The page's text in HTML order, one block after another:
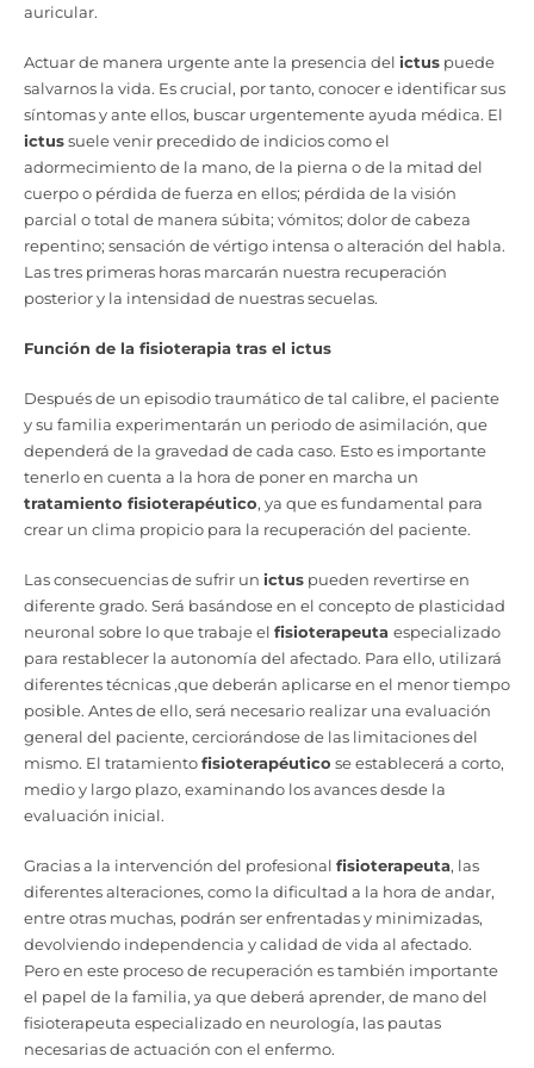
auricular.
Actuar de manera urgente ante la presencia del ictus puede
salvarnos la vida. Es crucial, por tanto, conocer e identificar sus
síntomas y ante ellos, buscar urgentemente ayuda médica. El
ictussuele venir precedido de indicios como el
adormecimiento de la mano, de la pierna o de la mitad del
cuerpo o pérdida de fuerza en ellos; pérdida de la visión
parcial o total de manera súbita; vómitos; dolor de cabeza
repentino; sensación de vértigo intensa o alteración del habla.
Las tres primeras horas marcarán nuestra recuperación
posterior y la intensidad de nuestras secuelas.
Función de la fisioterapia tras el ictus
Después de un episodio traumático de tal calibre, el paciente
y su familia experimentarán un periodo de asimilación, que
dependerá de la gravedad de cada caso. Esto es importante
tenerlo en cuenta a la hora de poner en marcha un
tratamiento fisioterapéutico, ya que es fundamental para
crear un clima propicio para la recuperación del paciente.
Las consecuencias de sufrir un ictus pueden revertirse en
diferente grado. Será basándose en el concepto de plasticidad
neuronal sobre lo que trabaje el fisioterapeuta especializado
para restablecer la autonomía del afectado. Para ello, utilizará
diferentes técnicas ,que deberán aplicarse en el menor tiempo
posible. Antes de ello, será necesario realizar una evaluación
general del paciente, cerciorándose de las limitaciones del
mismo. El tratamientofisioterapéutico se establecerá a corto,
medio y largo plazo, examinando los avances desde la
evaluación inicial.
Gracias a la intervención del profesional fisioterapeuta, las
diferentes alteraciones, como la dificultad a la hora de andar,
entre otras muchas, podrán ser enfrentadas y minimizadas,
devolviendo independencia y calidad de vida al afectado.
Pero en este proceso de recuperación es también importante
el papel de la familia, ya que deberá aprender, de mano del
fisioterapeuta especializado en neurología, las pautas
necesarias de actuación con el enfermo.